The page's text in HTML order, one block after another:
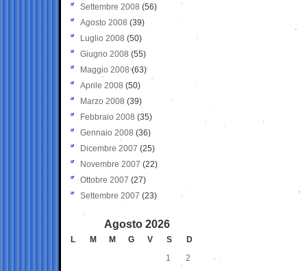
Settembre 2008 (56)
Agosto 2008 (39)
Luglio 2008 (50)
Giugno 2008 (55)
Maggio 2008(63)
Aprile 2008 (50)
Marzo 2008 (39)
Febbraio 2008 (35)
Gennaio 2008 (36)
Dicembre 2007 (25)
Novembre 2007 (22)
Ottobre 2007 (27)
Settembre 2007 (23)
Agosto 2026
L M M G V S
D
1
2